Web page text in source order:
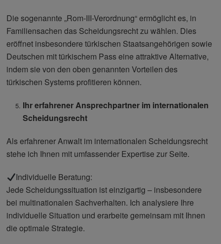
Die sogenannte „Rom-III-Verordnung“ ermöglicht es, in
Familiensachen das Scheidungsrecht zu wählen. Dies
eröffnet insbesondere türkischen Staatsangehörigen sowie
Deutschen mit türkischem Pass eine attraktive Alternative,
indem sie von den oben genannten Vorteilen des
türkischen Systems profitieren können.
Ihr erfahrener Ansprechpartner im internationalen
Scheidungsrecht
Als erfahrener Anwalt im internationalen Scheidungsrecht
stehe ich Ihnen mit umfassender Expertise zur Seite.
Individuelle Beratung:
Jede Scheidungssituation ist einzigartig – insbesondere
bei multinationalen Sachverhalten. Ich analysiere Ihre
individuelle Situation und erarbeite gemeinsam mit Ihnen
die optimale Strategie.